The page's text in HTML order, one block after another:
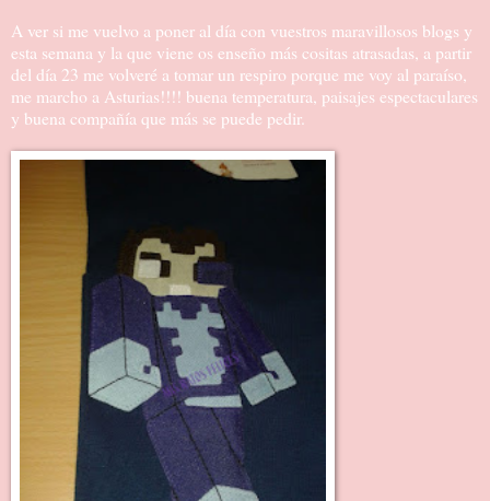
A ver si me vuelvo a poner al día con vuestros maravillosos blogs y
esta semana y la que viene os enseño más cositas atrasadas, a partir
del día 23 me volveré a tomar un respiro porque me voy al paraíso,
me marcho a Asturias!!!! buena temperatura, paisajes espectaculares
y buena compañía que más se puede pedir.